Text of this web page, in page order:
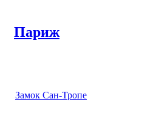
Париж
Замок Сан-Тропе